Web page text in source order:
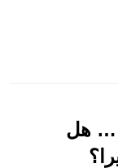
… هل